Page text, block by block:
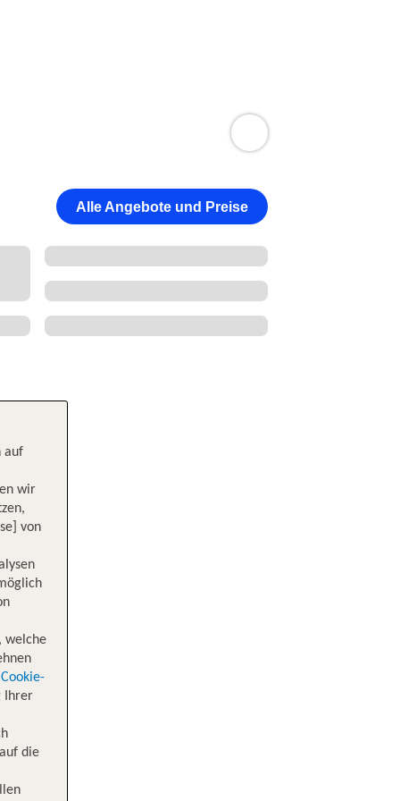
Alle Angebote und Preise
auf
wir
von
welche
Cookie-
Ihrer
die